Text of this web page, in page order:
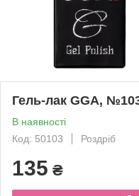
Гель-лак GGA,
В наявності
Код: 50103
Роздріб
135 ₴